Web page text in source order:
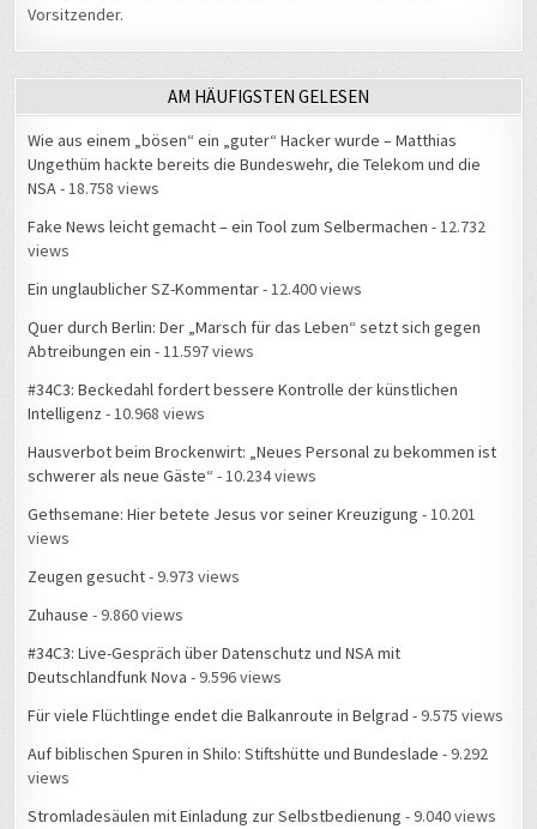
Vorsitzender.
AM HÄUFIGSTEN GELESEN
Wie aus einem „bösen“ ein „guter“ Hacker wurde – Matthias
Ungethüm hackte bereits die Bundeswehr, die Telekom und die
NSA- 18.758 views
Fake News leicht gemacht – ein Tool zum Selbermachen - 12.732
views
Ein unglaublicher SZ-Kommentar- 12.400 views
Quer durch Berlin: Der „Marsch für das Leben“ setzt sich gegen
Abtreibungen ein - 11.597 views
#34C3: Beckedahl fordert bessere Kontrolle der künstlichen
Intelligenz - 10.968 views
Hausverbot beim Brockenwirt: „Neues Personal zu bekommen ist
schwerer als neue Gäste“ - 10.234 views
Gethsemane: Hier betete Jesus vor seiner Kreuzigung - 10.201
views
Zeugen gesucht- 9.973 views
Zuhause - 9.860 views
#34C3: Live-Gespräch über Datenschutz und NSA mit
Deutschlandfunk Nova - 9.596 views
Für viele Flüchtlinge endet die Balkanroute in Belgrad - 9.575 views
Auf biblischen Spuren in Shilo: Stiftshütte und Bundeslade - 9.292
views
Stromladesäulen mit Einladung zur Selbstbedienung - 9.040 views